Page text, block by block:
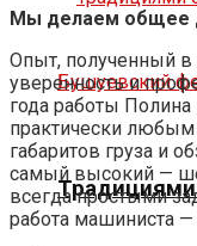
Мы делаем общее
Опыт, полученный в
уверенность и
года работы Полина
практически
габаритов груза и
самый высокий —
всегда простыми
работа машиниста —